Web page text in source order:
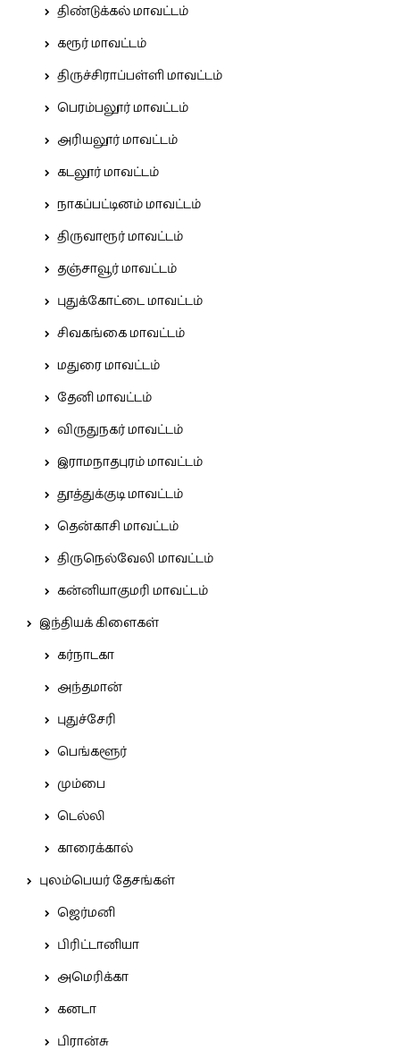
திண்டுக்கல் மாவட்டம்
கரூர் மாவட்டம்
திருச்சிராப்பள்ளி மாவட்டம்
பெரம்பலூர் மாவட்டம்
அரியலூர் மாவட்டம்
கடலூர் மாவட்டம்
நாகப்பட்டினம் மாவட்டம்
திருவாரூர் மாவட்டம்
தஞ்சாவூர் மாவட்டம்
புதுக்கோட்டை மாவட்டம்
சிவகங்கை மாவட்டம்
மதுரை மாவட்டம்
தேனி மாவட்டம்
விருதுநகர் மாவட்டம்
இராமநாதபுரம் மாவட்டம்
தூத்துக்குடி மாவட்டம்
தென்காசி மாவட்டம்
திருநெல்வேலி மாவட்டம்
கன்னியாகுமரி மாவட்டம்
இந்தியக் கிளைகள்
கர்நாடகா
அந்தமான்
புதுச்சேரி
பெங்களூர்
மும்பை
டெல்லி
காரைக்கால்
புலம்பெயர் தேசங்கள்
ஜெர்மனி
பிரிட்டானியா
அமெரிக்கா
கனடா
பிரான்சு